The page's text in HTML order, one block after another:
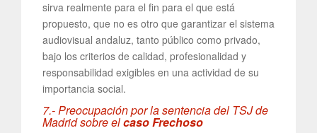
sirva realmente para el fin para el que está
propuesto, que no es otro que garantizar el sistema
audiovisual andaluz, tanto público como privado,
bajo los criterios de calidad, profesionalidad y
responsabilidad exigibles en una actividad de su
importancia social.
7.- Preocupación por la sentencia del TSJ de
Madrid sobre elcaso Frechoso